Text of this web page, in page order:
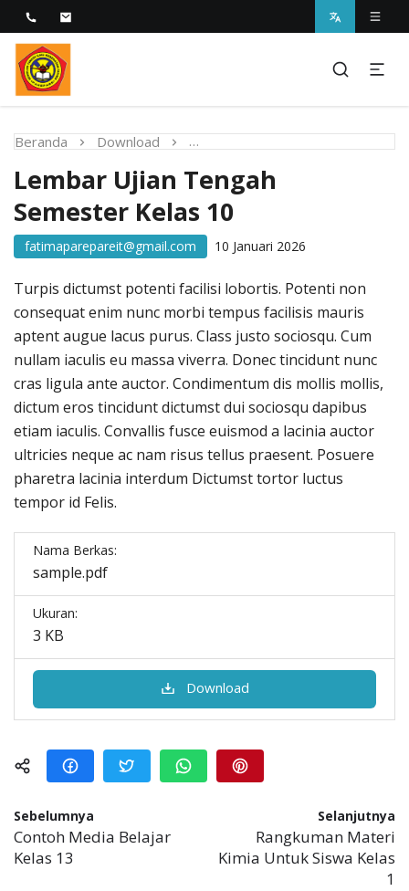
STIKES Fatima Parepare
Melayani dengan Kebijaksanaan Kasih
Beranda Download Lembar Ujian Tengah Semester
Lembar Ujian Tengah
Semester Kelas 10
fatimaparepareit@gmail.com 10 Januari 2026
Turpis dictumst potenti facilisi lobortis. Potenti non
consequat enim nunc morbi tempus facilisis mauris
aptent augue lacus purus. Class justo sociosqu. Cum
nullam iaculis eu massa viverra. Donec tincidunt nunc
cras ligula ante auctor. Condimentum dis mollis mollis,
dictum eros tincidunt dictumst dui sociosqu dapibus
etiam iaculis. Convallis fusce euismod a lacinia auctor
ultricies neque ac nam risus tellus praesent. Posuere
pharetra lacinia interdum Dictumst tortor luctus
tempor id Felis.
Nama Berkas:
sample.pdf
Ukuran:
3 KB
Download
Sebelumnya
Contoh Media Belajar
Kelas 13
Selanjutnya
Rangkuman Materi
Kimia Untuk Siswa Kelas
1